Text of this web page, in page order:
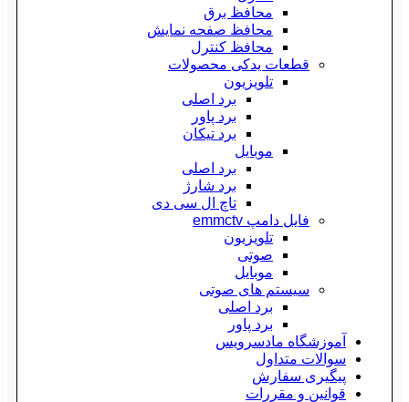
محافظ برق
محافظ صفحه نمایش
محافظ کنترل
قطعات یدکی محصولات
تلویزیون
برد اصلی
برد پاور
برد تیکان
موبایل
برد اصلی
برد شارژ
تاچ ال سی دی
فایل دامپ emmctv
تلویزیون
صوتی
موبایل
سیستم های صوتی
برد اصلی
برد پاور
آموزشگاه مادسرویس
سوالات متداول
پیگیری سفارش
قوانین و مقررات